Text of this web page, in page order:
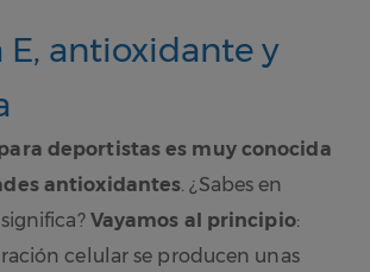
antioxidante y
deportistas es muy conocida
antioxidantes . ¿Sabes en
Vayamos al principio:
celular se producen unas